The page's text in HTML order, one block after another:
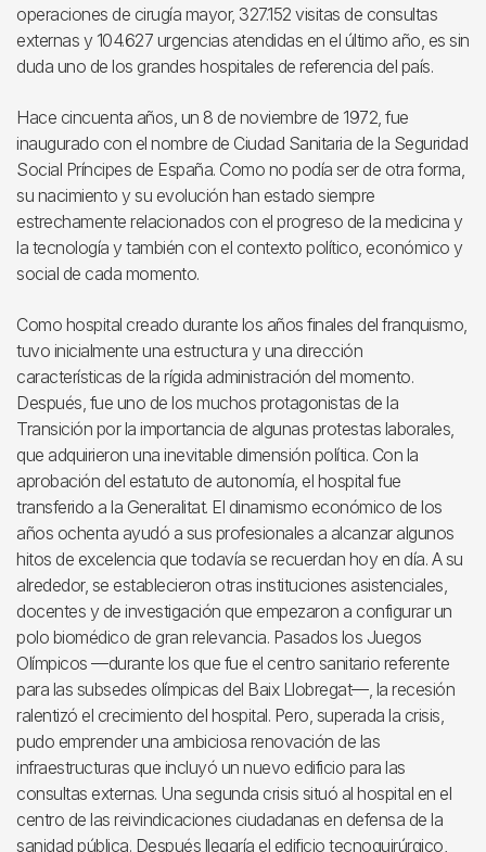
operaciones de cirugía mayor, 327.152 visitas de consultas
externas y 104.627 urgencias atendidas en el último año, es sin
duda uno de los grandes hospitales de referencia del país.
Hace cincuenta años, un 8 de noviembre de 1972, fue
inaugurado con el nombre de Ciudad Sanitaria de la Seguridad
Social Príncipes de España. Como no podía ser de otra forma,
su nacimiento y su evolución han estado siempre
estrechamente relacionados con el progreso de la medicina y
la tecnología y también con el contexto político, económico y
social de cada momento.
Como hospital creado durante los años finales del franquismo,
tuvo inicialmente una estructura y una dirección
características de la rígida administración del momento.
Después, fue uno de los muchos protagonistas de la
Transición por la importancia de algunas protestas laborales,
que adquirieron una inevitable dimensión política. Con la
aprobación del estatuto de autonomía, el hospital fue
transferido a la Generalitat. El dinamismo económico de los
años ochenta ayudó a sus profesionales a alcanzar algunos
hitos de excelencia que todavía se recuerdan hoy en día. A su
alrededor, se establecieron otras instituciones asistenciales,
docentes y de investigación que empezaron a configurar un
polo biomédico de gran relevancia. Pasados los Juegos
Olímpicos —durante los que fue el centro sanitario referente
para las subsedes olímpicas del Baix Llobregat—, la recesión
ralentizó el crecimiento del hospital. Pero, superada la crisis,
pudo emprender una ambiciosa renovación de las
infraestructuras que incluyó un nuevo edificio para las
consultas externas. Una segunda crisis situó al hospital en el
centro de las reivindicaciones ciudadanas en defensa de la
sanidad pública. Después llegaría el edificio tecnoquirúrgico,